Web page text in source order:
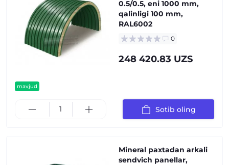
mavjud
0.5/0.5, eni 1000 mm,
qalinligi 100 mm,
RAL6002
0
248 420.83 UZS
Sotib oling
Mineral paxtadan arkali
sendvich panellar,